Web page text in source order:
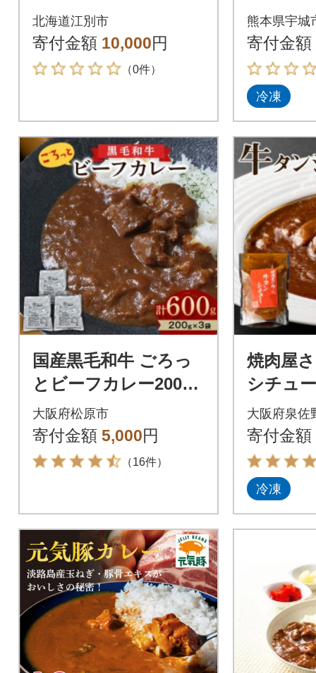
セット 行列ができる
札幌 名店の味 北海道
北海道江別市
寄付金額 10,000円
（0件）
ーフシ
デミグ
グのセ
熊本県宇城
寄付金額
冷凍
国産黒毛和牛 ごろっ
とビーフカレー200g×
3袋 塊肉60g 欧風レト
ルト 森田商店 大阪松
原
大阪府松原市
寄付金額 5,000円
（16件）
焼肉屋
シチュ
ク)
大阪府泉佐
寄付金額
冷凍